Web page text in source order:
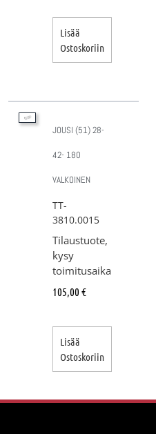
Lisää
Ostoskoriin
JOUSI (51) 28-
42- 180
VALKOINEN
TT-
3810.0015
Tilaustuote,
kysy
toimitusaika
105,00 €
Lisää
Ostoskoriin